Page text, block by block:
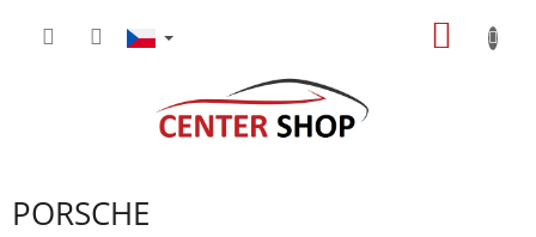
PORSCHE